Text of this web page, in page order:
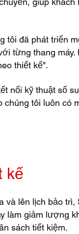
tôi đã phát triển
từng thang máy.
thiết kế".
nối kỹ thuật số
tôi luôn có
kế
và lên lịch bảo
làm giảm lượng
sách tiết kiệm.